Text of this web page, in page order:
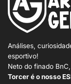
Análises,
esportivo!
Neto do finado
Torcer é o nosso